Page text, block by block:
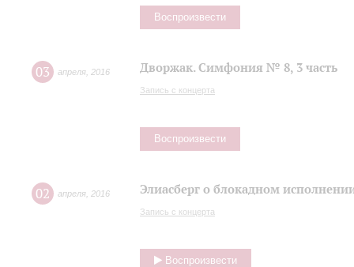
Воспроизвести
03 апреля 2016 Дворжак. Симфония № 8, 3 часть
Запись с концерта
Воспроизвести
02 апреля 2016 Элиасберг о блокадном
Запись с концерта
Воспроизвести